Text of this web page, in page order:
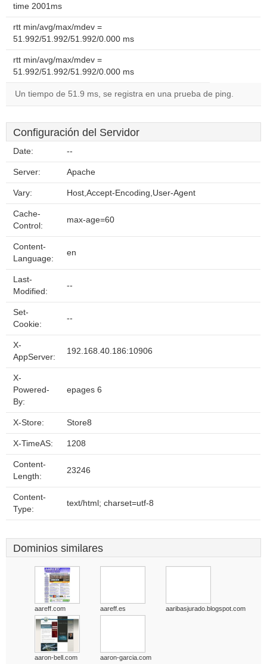
time 2001ms
rtt min/avg/max/mdev =
51.992/51.992/51.992/0.000 ms
rtt min/avg/max/mdev =
51.992/51.992/51.992/0.000 ms
Un tiempo de 51.9 ms, se registra en una prueba de ping.
Configuración del Servidor
Date: --
Server: Apache
Vary: Host,Accept-Encoding,User-Agent
Cache-
Control:
max-age=60
Content-
Language:
en
Last-
Modified:
--
Set-
Cookie:
--
X-
AppServer:
192.168.40.186:10906
X-
Powered-
By:
epages 6
X-Store: Store8
X-TimeAS: 1208
Content-
Length:
23246
Content-
Type:
text/html; charset=utf-8
Dominios similares
aareff.com aareff.es aaribasjurado.blogspot.com
aaron-bell.com aaron-garcia.com